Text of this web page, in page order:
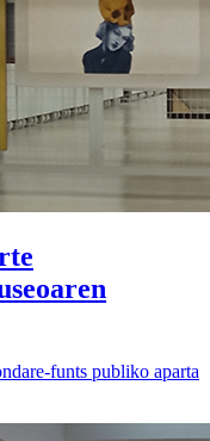
funts publiko aparta